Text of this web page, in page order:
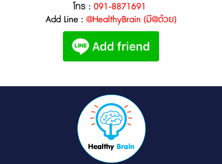
โทร : 091-8871691
Add Line : @HealthyBrain (มี@ด้วย)